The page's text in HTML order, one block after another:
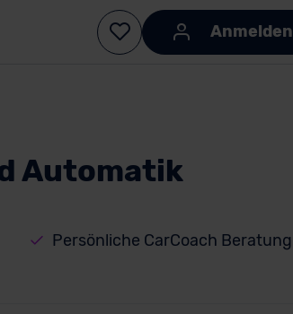
Anmelden
Automatik
Persönliche CarCoach Beratung